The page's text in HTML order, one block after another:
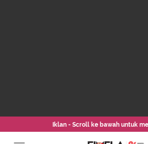
Iklan - Scroll ke bawah untuk